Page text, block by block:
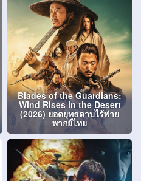
Blades of the Guardians:
Wind Rises in the Desert
(2026) ยอดยุทธดาบไร้พ่าย
พากย์ไทย